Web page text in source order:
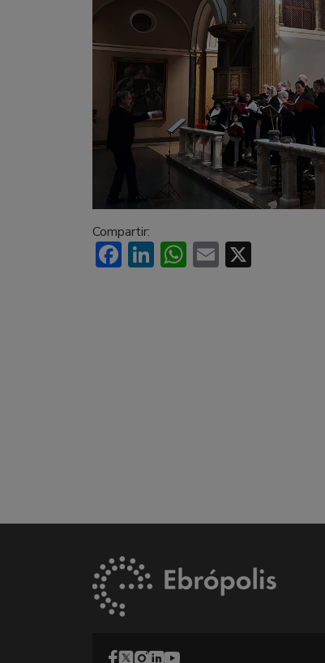
Compartir:
Facebook
LinkedIn
WhatsApp
Email